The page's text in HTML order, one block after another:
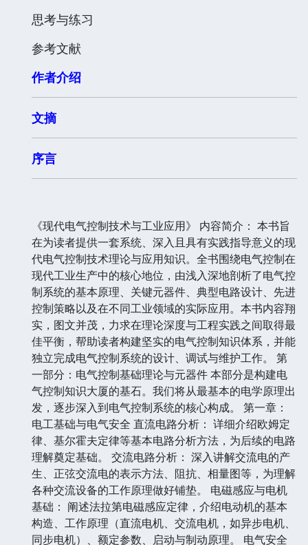
思考与练习
参考文献
作者介绍
文摘
序言
《现代电气控制技术与工业应用》 内容简介： 本书旨
在为读者提供一套系统、深入且具有实践指导意义的现
代电气控制技术理论与应用知识。全书围绕电气控制在
现代工业生产中的核心地位，由浅入深地剖析了电气控
制系统的基本原理、关键元器件、典型电路设计、先进
控制策略以及在不同工业领域的实际应用。本书内容翔
实，图文并茂，力求在理论深度与工程实践之间取得最
佳平衡，帮助读者构建坚实的电气控制知识体系，并能
独立完成电气控制系统的设计、调试与维护工作。 第
一部分：电气控制基础理论与元器件 本部分是构建电
气控制知识大厦的基石。我们将从最基本的电学原理出
发，逐步深入到电气控制系统的核心构成。 第一章：
电工基础与电气安全 直流电路分析： 详细介绍欧姆定
律、基尔霍夫定律等基本电路分析方法，为后续的电路
理解奠定基础。 交流电路分析： 深入讲解交流电的产
生、正弦交流电的表示方法、阻抗、相量图等，为理解
各种交流设备的工作原理做好铺垫。 电磁感应与电机
基础： 阐述法拉第电磁感应定律，介绍电动机的基本
构造、工作原理（直流电机、交流电机，如异步电机、
同步电机）、额定参数、启动与制动原理。 电气安全